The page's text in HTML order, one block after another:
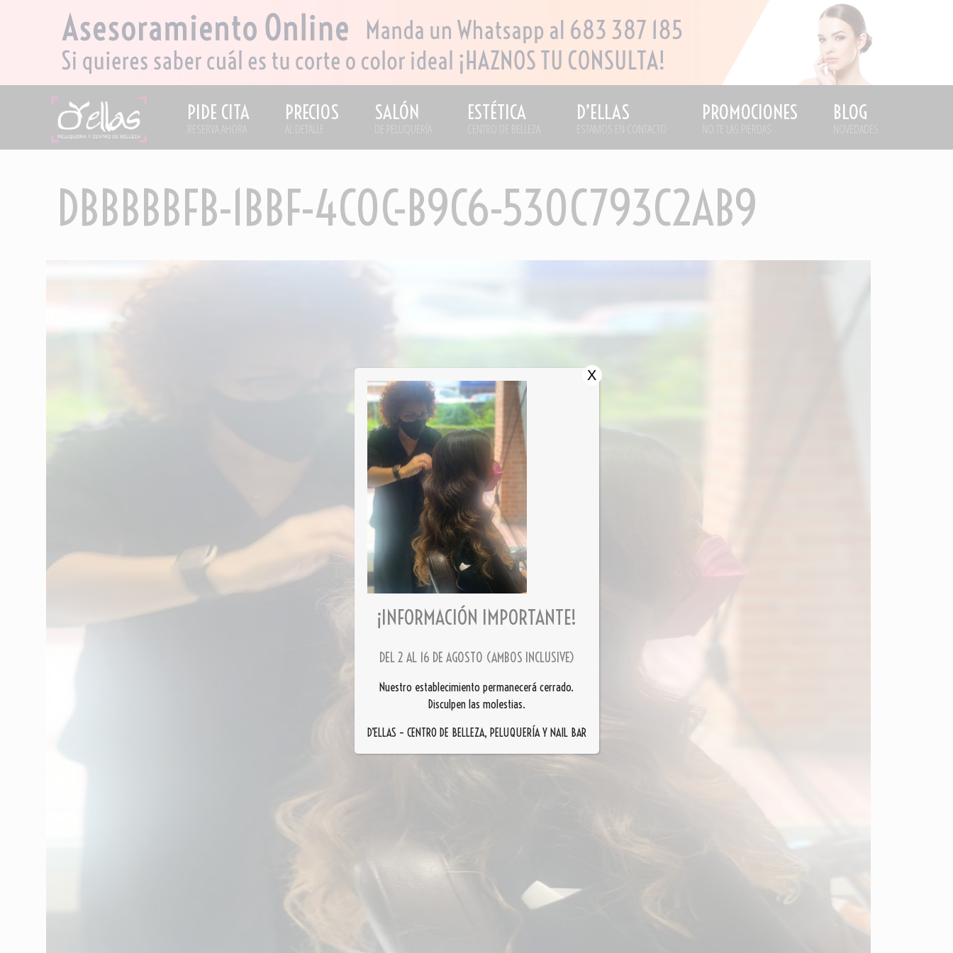
PIDE CITA
RESERVA AHORA
PRECIOS
AL DETALLE
SALÓN
DE PELUQUERÍA
ESTÉTICA
CENTRO DE BELLEZA
D’ELLAS
ESTAMOS EN CONTACTO
PROMOCIONES
NO TE LAS PIERDAS
BLOG
NOVEDADES
DBBBBBFB-1BBF-4C0C-B9C6-530C793C2AB9
¡INFORMACIÓN IMPORTANTE!
DEL 2 AL 16 DE AGOSTO (AMBOS INCLUSIVE)
Nuestro establecimiento permanecerá cerrado.
Disculpen las molestias.
D’ELLAS – CENTRO DE BELLEZA, PELUQUERÍA Y NAIL BAR
X